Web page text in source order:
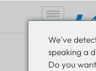
We've
speaking a
Do you